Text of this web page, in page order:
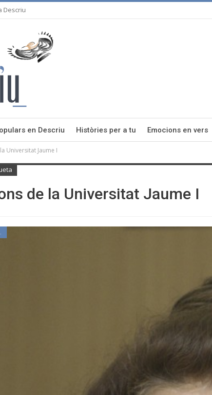
Descriu
en Descriu Històries per a tu Emocions en vers
Universitat Jaume I
de la Universitat Jaume I